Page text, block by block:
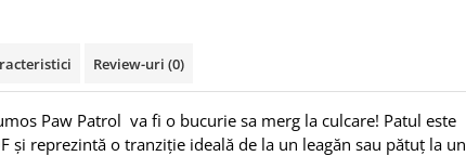
Review-uri (0)
Paw Patrol va fi o bucurie sa merg la culcare! Patul este
și reprezintă o tranziție ideală de la un leagăn sau pătuț la un